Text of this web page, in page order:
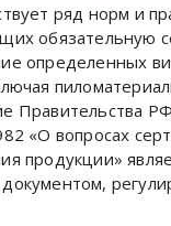
ряд норм и
обязательную
определенных
Правительства
«О вопросах
продукции»